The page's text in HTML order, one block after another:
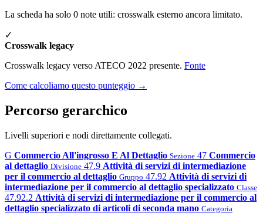
La scheda ha solo 0 note utili: crosswalk esterno ancora limitato.
✓
Crosswalk legacy
Crosswalk legacy verso ATECO 2022 presente. Fonte
Come calcoliamo questo punteggio →
Percorso gerarchico
Livelli superiori e nodi direttamente collegati.
G Commercio All'ingrosso E Al Dettaglio Sezione 47 Commercio
al dettaglio Divisione 47.9 Attività di servizi di intermediazione
per il commercio al dettaglio Gruppo 47.92 Attività di servizi di
intermediazione per il commercio al dettaglio specializzato Classe
47.92.2 Attività di servizi di intermediazione per il commercio al
dettaglio specializzato di articoli di seconda mano Categoria